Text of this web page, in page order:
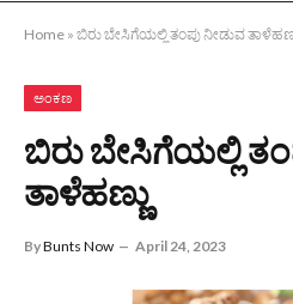
Home » ಬಿರು‌ ಬೇಸಿಗೆಯಲ್ಲಿ ತಂಪು ನೀಡುವ
ಅಂಕಣ
ಬಿರು‌ ಬೇಸಿಗೆಯಲ್ಲಿ
ತಾಳೆಹಣ್ಣು
ByBunts Now April 24, 2023